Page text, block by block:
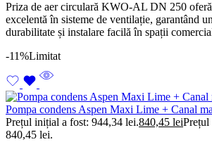
Priza de aer circulară KWO-AL DN 250
excelentă în sisteme de ventilație, garantând
durabilitate și instalare facilă în spații
-11%Limitat
Pompa condens Aspen Maxi Lime + Canal
Prețul inițial a fost: 944,34 lei.840,45 leiPrețul
840,45 lei.